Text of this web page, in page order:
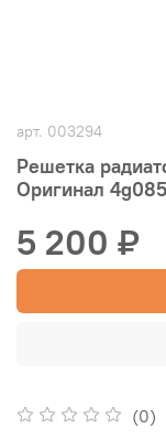
арт. 003294
Решетка
Оригинал
(0)
5 200 ₽